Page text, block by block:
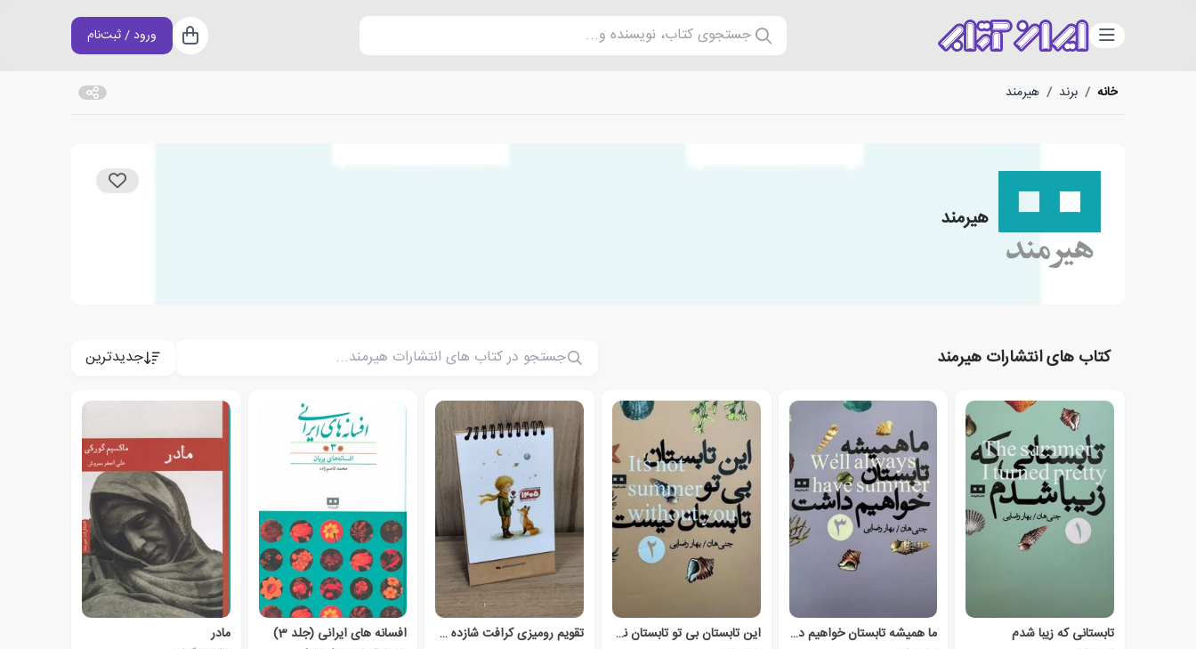
دسته‌بندی جستجوی کتاب، نویسنده و... سبد خرید
ورود / ثبت‌نام
خانه / برند / هیرمند
هیرمند
کتاب های انتشارات هیرمند جدیدترین
تابستانی که زیبا شدم ما همیشه تابستان خواهیم داشت این تابستان بی تو تابستان نیست تقویم رومیزی کرافت شازده کوچولو 1405 (گلاسه،سیمی) افسانه های ایرانی (جلد 3) مادر